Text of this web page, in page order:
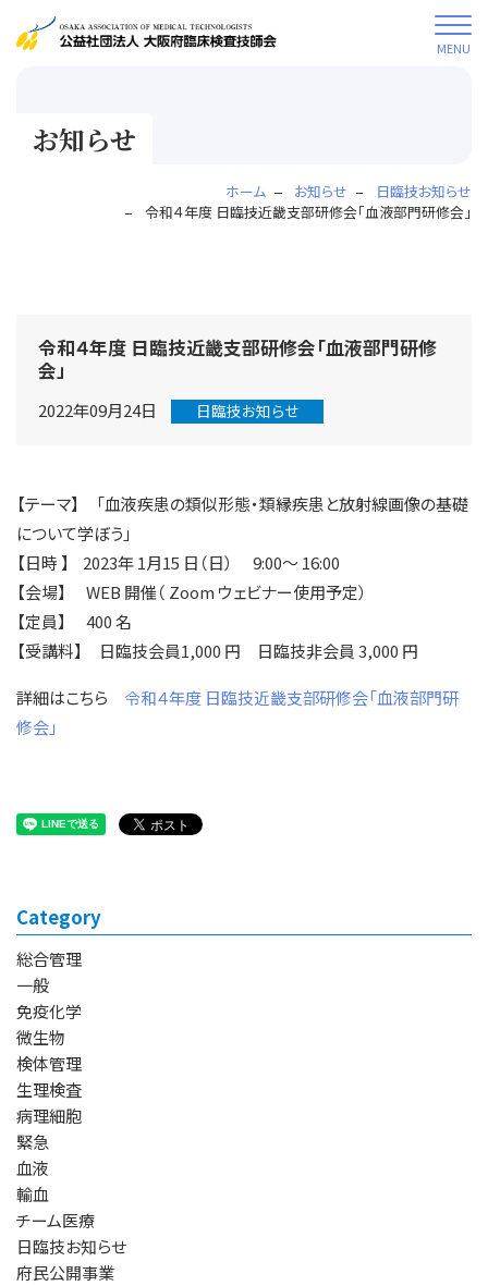
MENU
お知らせ
ホーム お知らせ
日臨技お知らせ
令和４年度 日臨技近畿支部研修会「血液部門研修会」
令和４年度 日臨技近畿支部研修会「血液部門研修
会」
2022年09月24日 日臨技お知らせ
【テーマ】 「血液疾患の類似形態・類縁疾患と放射線画像の基礎
について学ぼう」
【日時 】 2023年 1月15 日（日） 9:00～ 16:00
【会場】 WEB 開催（ Zoom ウェビナー使用予定）
【定員】 400 名
【受講料】 日臨技会員1,000 円 日臨技非会員 3,000 円
詳細はこちら 令和４年度 日臨技近畿支部研修会「血液部門研
修会」
Category
総合管理
一般
免疫化学
微生物
検体管理
生理検査
病理細胞
緊急
血液
輸血
チーム医療
日臨技お知らせ
府民公開事業